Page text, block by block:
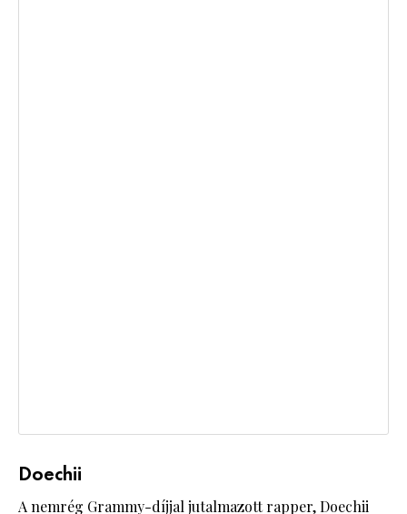
Doechii
A nemrég Grammy-díjjal jutalmazott rapper, Doechii